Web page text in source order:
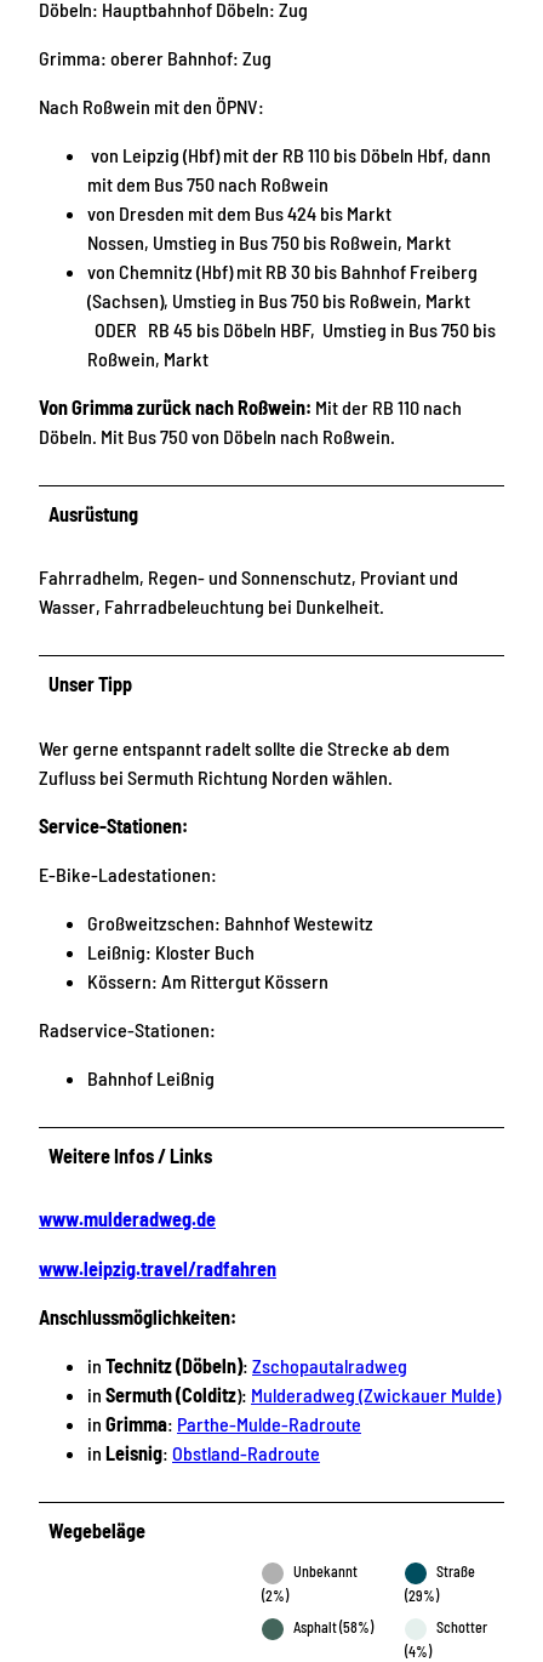
Döbeln: Hauptbahnhof Döbeln: Zug
Grimma: oberer Bahnhof: Zug
Nach Roßwein mit den ÖPNV:
von Leipzig (Hbf) mit der RB 110 bis Döbeln Hbf, dann
mit dem Bus 750 nach Roßwein
von Dresden mit dem Bus 424 bis Markt
Nossen, Umstieg in Bus 750 bis Roßwein, Markt
von Chemnitz (Hbf) mit RB 30 bis Bahnhof Freiberg
(Sachsen), Umstieg in Bus 750 bis Roßwein, Markt
ODER RB 45 bis Döbeln HBF, Umstieg in Bus 750 bis
Roßwein, Markt
Von Grimma zurück nach Roßwein: Mit der RB 110 nach
Döbeln. Mit Bus 750 von Döbeln nach Roßwein.
Ausrüstung
Fahrradhelm, Regen- und Sonnenschutz, Proviant und
Wasser, Fahrradbeleuchtung bei Dunkelheit.
Unser Tipp
Wer gerne entspannt radelt sollte die Strecke ab dem
Zufluss bei Sermuth Richtung Norden wählen.
Service-Stationen:
E-Bike-Ladestationen:
Großweitzschen: Bahnhof Westewitz
Leißnig: Kloster Buch
Kössern: Am Rittergut Kössern
Radservice-Stationen:
Bahnhof Leißnig
Weitere Infos / Links
www.mulderadweg.de
www.leipzig.travel/radfahren
Anschlussmöglichkeiten:
in Technitz (Döbeln): Zschopautalradweg
in Sermuth (Colditz): Mulderadweg (Zwickauer Mulde)
in Grimma: Parthe-Mulde-Radroute
in Leisnig: Obstland-Radroute
Wegebeläge
Unbekannt
(2%)
Straße
(29%)
Asphalt (58%)
Schotter
(4%)